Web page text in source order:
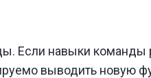
Если навыки команды
выводить новую